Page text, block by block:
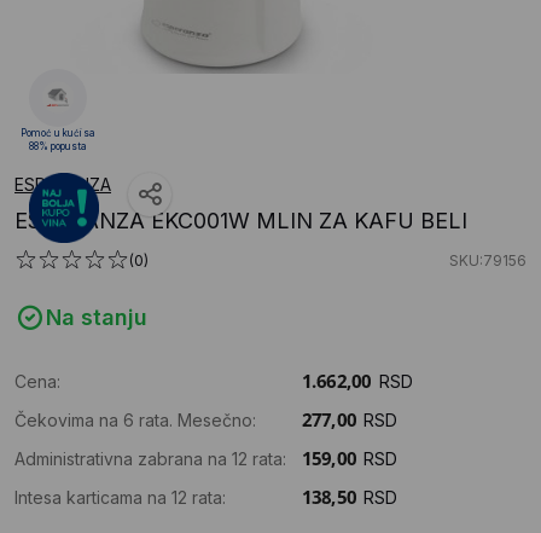
ESPERANZA
ESPERANZA EKC001W MLIN ZA KAFU BELI
(0) SKU:79156
Na stanju
Cena:
RSD
Čekovima na 6 rata. Mesečno:
RSD
Administrativna zabrana na 12 rata:
RSD
Intesa karticama na 12 rata:
RSD
Pomoć u kući sa
88% popusta